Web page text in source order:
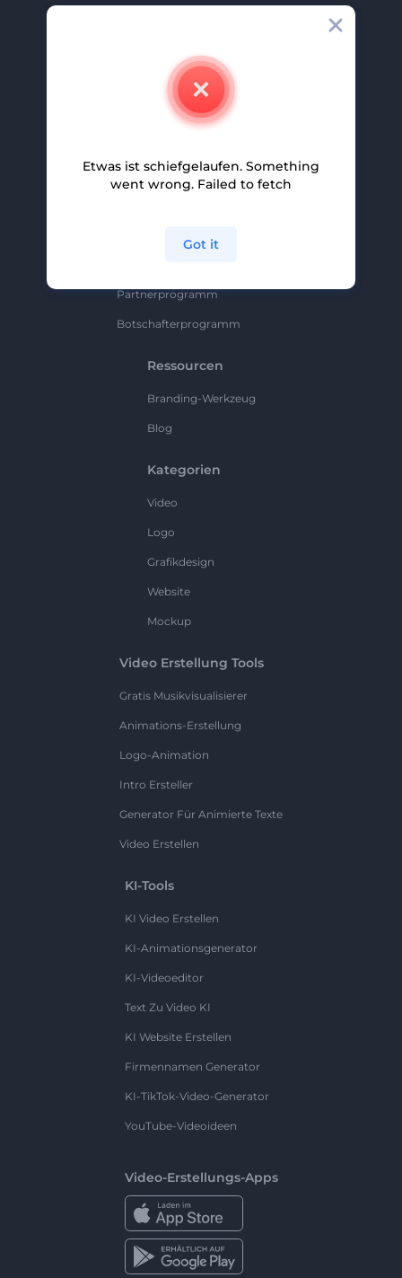
Partnerprogramm
Partnerprogramm
Botschafterprogramm
Ressourcen
Branding-Werkzeug
Blog
Kategorien
Video
Logo
Grafikdesign
Website
Mockup
Video Erstellung Tools
Gratis Musikvisualisierer
Animations-Erstellung
Logo-Animation
Intro Ersteller
Generator Für Animierte Texte
Video Erstellen
KI-Tools
KI Video Erstellen
KI-Animationsgenerator
KI-Videoeditor
Text Zu Video KI
KI Website Erstellen
Firmennamen Generator
KI-TikTok-Video-Generator
YouTube-Videoideen
Video-Erstellungs-Apps
Etwas ist schiefgelaufen. Something
went wrong. Failed to fetch
Got it